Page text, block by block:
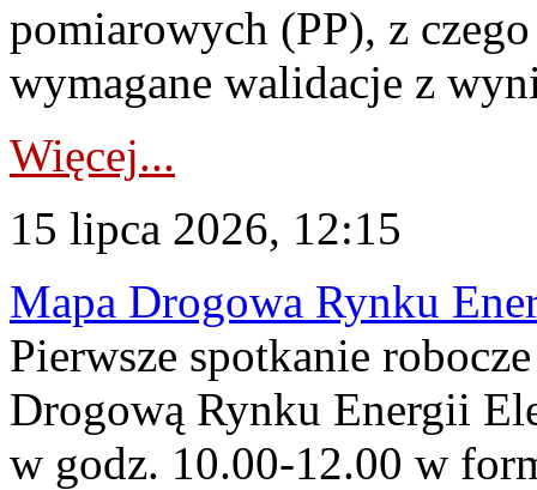
pomiarowych (PP), z
wymagane walidacje z
Więcej...
15 lipca 2026, 12:15
Mapa Drogowa Rynku
Pierwsze spotkanie
Drogową Rynku Energii
w godz. 10.00-12.00 w